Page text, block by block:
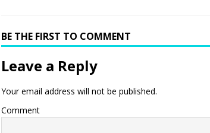
BE THE FIRST TO COMMENT
Leave a Reply
Your email address will not be published.
Comment